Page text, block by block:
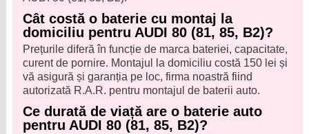
Cât costă o baterie cu montaj la
domiciliu pentru AUDI 80 (81, 85, B2)?
Prețurile diferă în funcție de marca bateriei, capacitate,
curent de pornire. Montajul la domiciliu costă 150 lei și
vă asigură și garanția pe loc, firma noastră fiind
autorizată R.A.R. pentru montajul de baterii auto.
Ce durată de viață are o baterie auto
pentru AUDI 80 (81, 85, B2)?